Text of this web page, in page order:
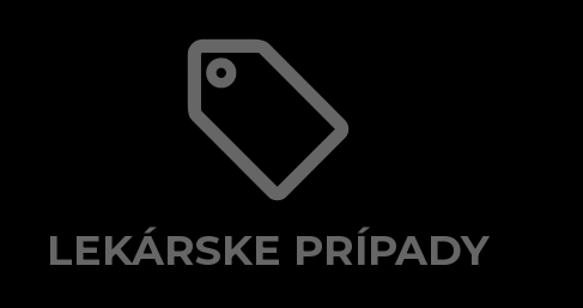
LEKÁRSKE PRÍPADY